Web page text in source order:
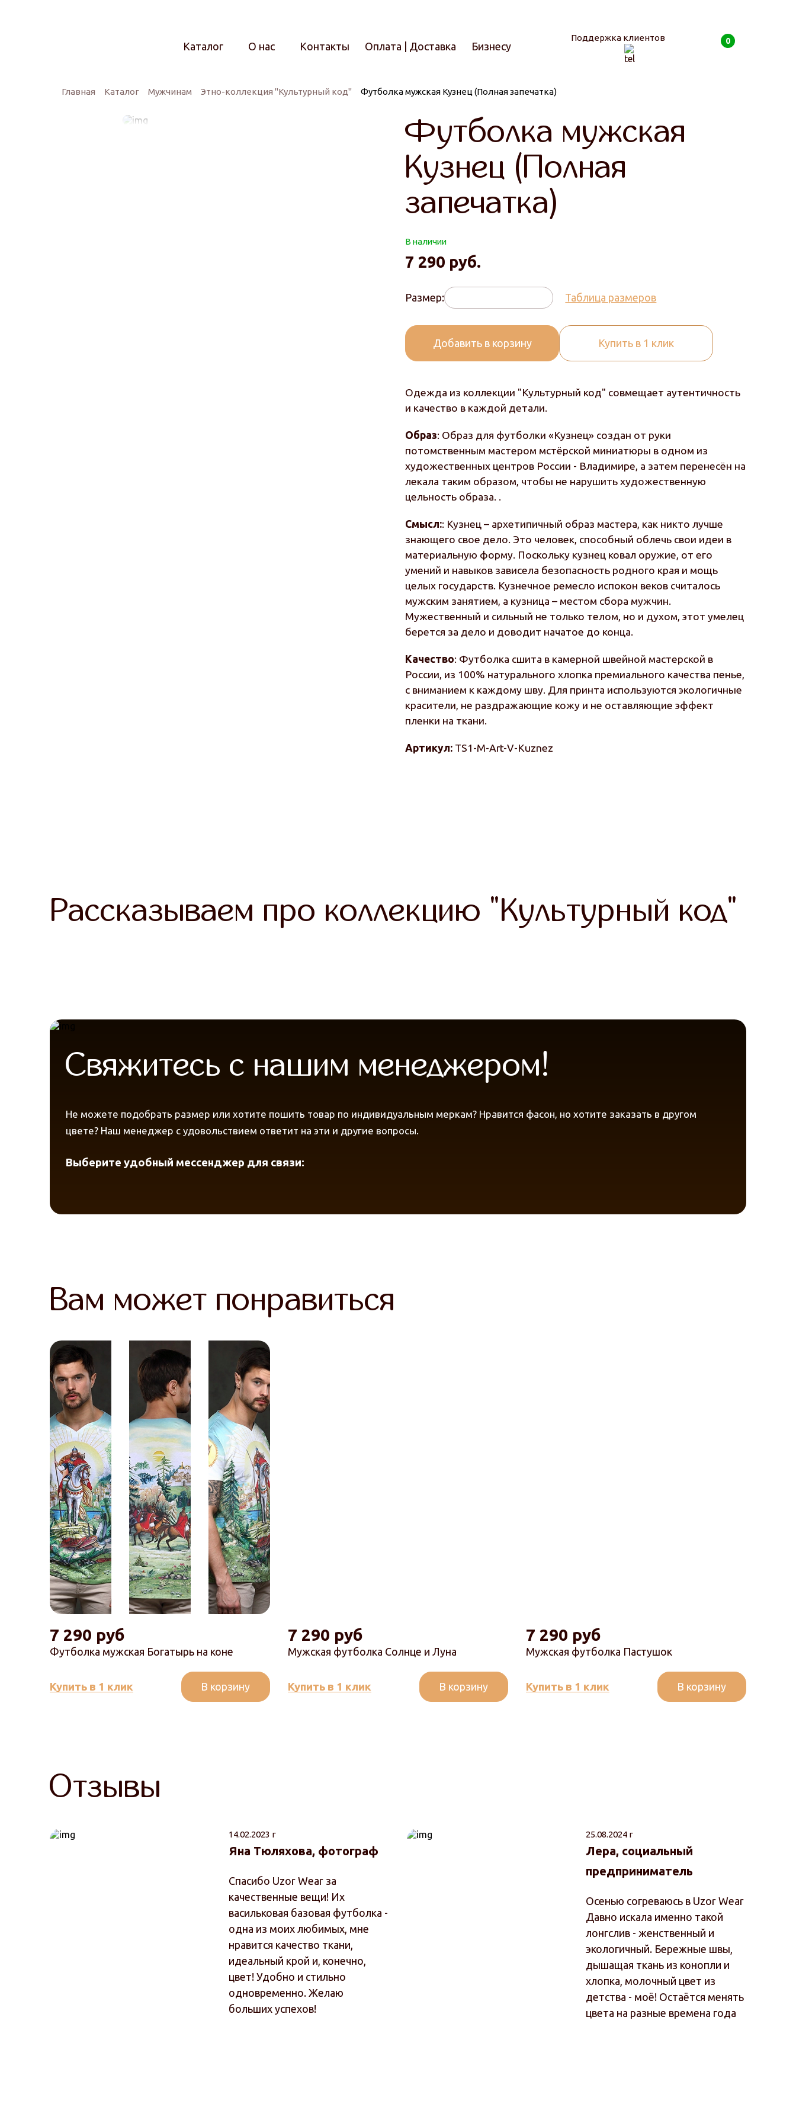
Каталог О нас Контакты Оплата | Доставка Бизнесу
Поддержка клиентов 0
Итого
Главная Каталог Мужчинам Этно-коллекция "Культурный код" Футболка мужская Кузнец (Полная запечатка)
Футболка мужская
Кузнец (Полная
запечатка)
В наличии
7 290 руб.
Размер: Таблица размеров
Добавить в корзину Купить в 1 клик
Одежда из коллекции "Культурный код" совмещает аутентичность
и качество в каждой детали.
Образ: Образ для футболки «Кузнец» создан от руки
потомственным мастером мстёрской миниатюры в одном из
художественных центров России - Владимире, а затем перенесён на
лекала таким образом, чтобы не нарушить художественную
цельность образа. .
Смысл:: Кузнец – архетипичный образ мастера, как никто лучше
знающего свое дело. Это человек, способный облечь свои идеи в
материальную форму. Поскольку кузнец ковал оружие, от его
умений и навыков зависела безопасность родного края и мощь
целых государств. Кузнечное ремесло испокон веков считалось
мужским занятием, а кузница – местом сбора мужчин.
Мужественный и сильный не только телом, но и духом, этот умелец
берется за дело и доводит начатое до конца.
Качество: Футболка сшита в камерной швейной мастерской в
России, из 100% натурального хлопка премиального качества пенье,
с вниманием к каждому шву. Для принта используются экологичные
красители, не раздражающие кожу и не оставляющие эффект
пленки на ткани.
Артикул: TS1-M-Art-V-Kuznez
Рассказываем про коллекцию "Культурный код"
Свяжитесь с нашим менеджером!
Не можете подобрать размер или хотите пошить товар по индивидуальным меркам? Нравится фасон, но хотите заказать в другом
цвете? Наш менеджер с удовольствием ответит на эти и другие вопросы.
Выберите удобный мессенджер для связи:
Вам может понравиться
Футболка мужская Богатырь на коне
7 290 руб
Купить в 1 клик В корзину
Мужская футболка Солнце и Луна
7 290 руб
Купить в 1 клик В корзину
Мужская футболка Пастушок
7 290 руб
Купить в 1 клик В корзину
Отзывы
14.02.2023 г
Яна Тюляхова, фотограф
Спасибо Uzor Wear за
качественные вещи! Их
васильковая базовая футболка -
одна из моих любимых, мне
нравится качество ткани,
идеальный крой и, конечно,
цвет! Удобно и стильно
одновременно. Желаю
больших успехов!
25.08.2024 г
Лера, социальный
предприниматель
Осенью согреваюсь в Uzor Wear
Давно искала именно такой
лонгслив - женственный и
экологичный. Бережные швы,
дышащая ткань из конопли и
хлопка, молочный цвет из
детства - моё! Остаётся менять
цвета на разные времена года